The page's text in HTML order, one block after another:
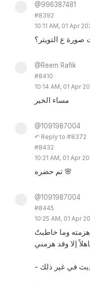
@996387481
#8392
10:11 AM, 01 Apr
ع التويتر؟
@Reem Rafik
#8410
10:14 AM, 01 Apr
مساء الخير
@1091987004
↶ Reply to #8372
#8432
10:21 AM, 01 Apr
تم حضره 🌸
@1091987004
#8445
10:25 AM, 01 Apr
وما خاطبتُ
إلا وقد هزمني
في غير ذلك